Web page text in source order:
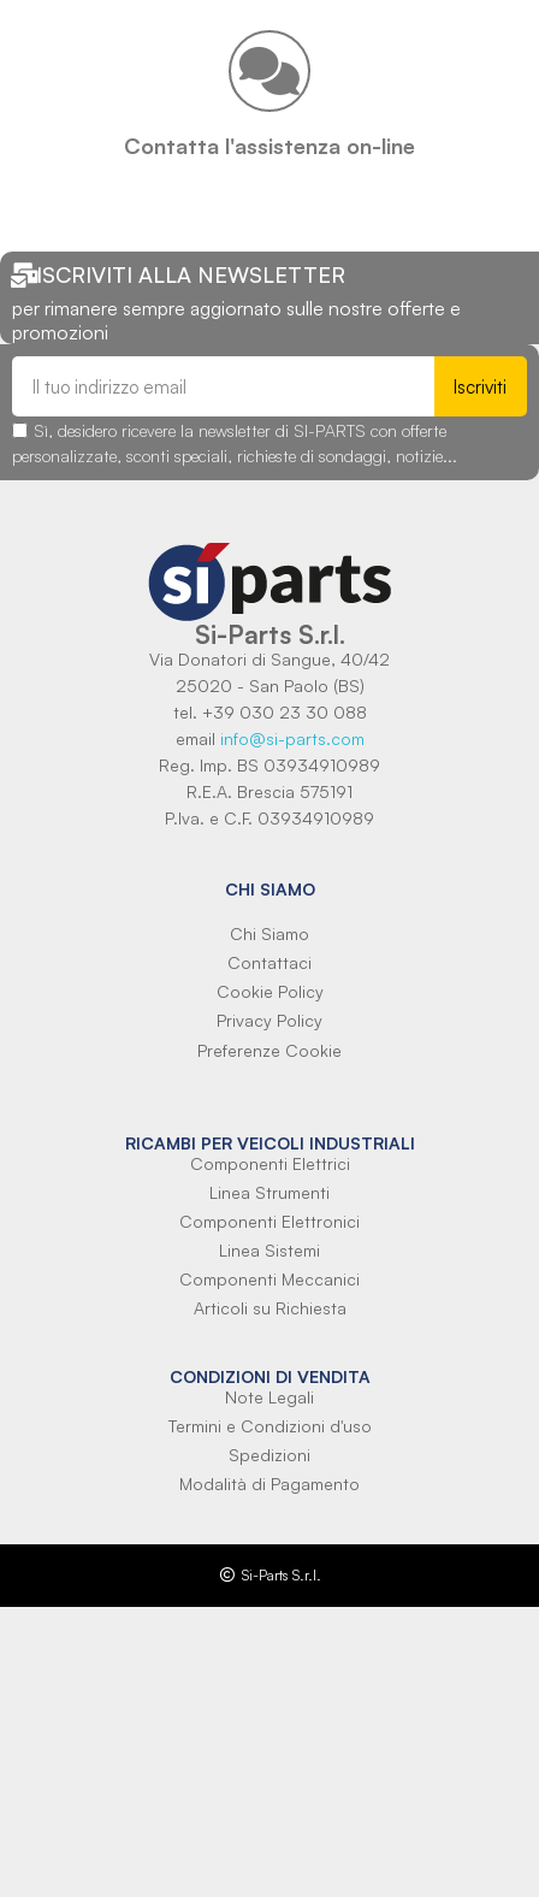
Contatta l'assistenza on-line
ISCRIVITI ALLA NEWSLETTER
per rimanere sempre aggiornato sulle nostre offerte e
promozioni
Iscriviti
Sì, desidero ricevere la newsletter di SI-PARTS con offerte
personalizzate, sconti speciali, richieste di sondaggi, notizie...
Si-Parts S.r.l.
Via Donatori di Sangue, 40/42
25020 - San Paolo (BS)
tel. +39 030 23 30 088
email info@si-parts.com
Reg. Imp. BS 03934910989
R.E.A. Brescia 575191
P.Iva. e C.F. 03934910989
CHI SIAMO
Chi Siamo
Contattaci
Cookie Policy
Privacy Policy
Preferenze Cookie
RICAMBI PER VEICOLI INDUSTRIALI
Componenti Elettrici
Linea Strumenti
Componenti Elettronici
Linea Sistemi
Componenti Meccanici
Articoli su Richiesta
CONDIZIONI DI VENDITA
Note Legali
Termini e Condizioni d'uso
Spedizioni
Modalità di Pagamento
Si-Parts S.r.l.